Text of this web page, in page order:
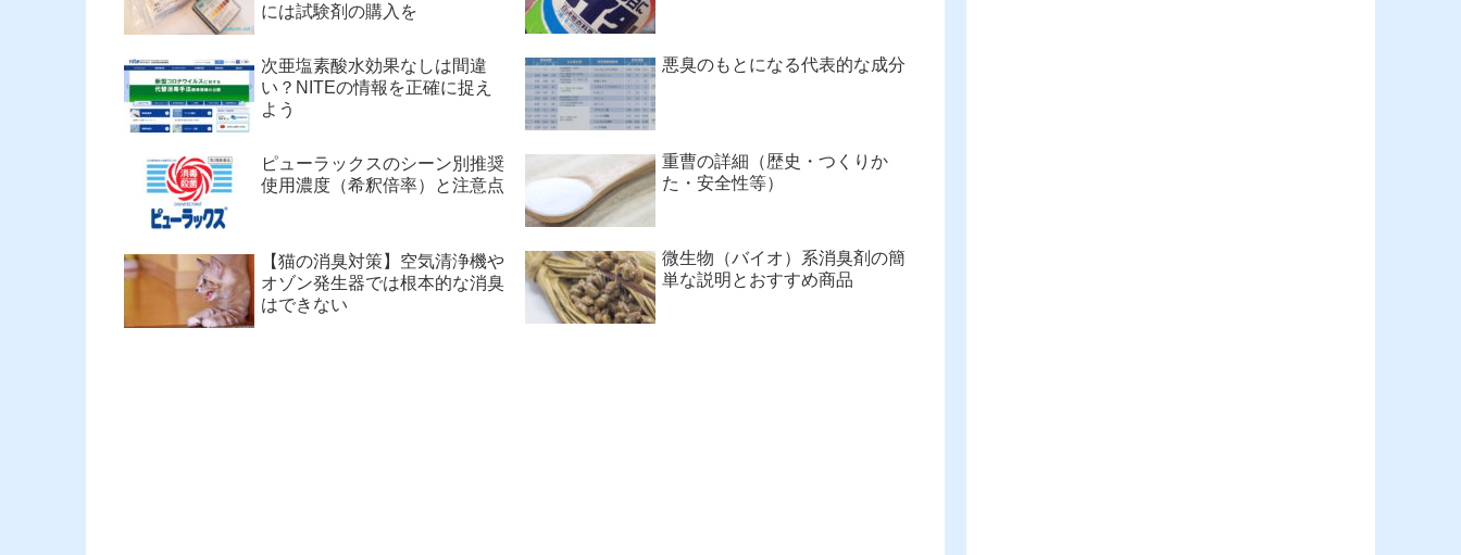
には試験剤の購入を
次亜塩素酸水効果なしは間違
い？NITEの情報を正確に捉え
よう
ピューラックスのシーン別推奨
使用濃度（希釈倍率）と注意点
【猫の消臭対策】空気清浄機や
オゾン発生器では根本的な消臭
はできない
悪臭のもとになる代表的な成分
重曹の詳細（歴史・つくりか
た・安全性等）
微生物（バイオ）系消臭剤の簡
単な説明とおすすめ商品